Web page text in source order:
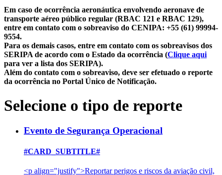
Em caso de ocorrência aeronáutica envolvendo aeronave de
transporte aéreo público regular (RBAC 121 e RBAC 129),
entre em contato com o sobreaviso do CENIPA: +55 (61) 99994-
9554.
Para os demais casos, entre em contato com os sobreavisos dos
SERIPA de acordo com o Estado da ocorrência (Clique aqui
para ver a lista dos SERIPA).
Além do contato com o sobreaviso, deve ser efetuado o reporte
da ocorrência no Portal Único de Notificação.
Selecione o tipo de reporte
Evento de Segurança Operacional
#CARD_SUBTITLE#
<p align="justify">Reportar perigos e riscos da aviação civil,